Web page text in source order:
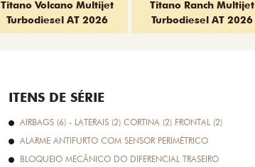
Titano Volcano Multijet
Turbodiesel AT 2026
Titano Ranch Multijet
Turbodiesel AT 2026
ITENS DE SÉRIE
AIRBAGS (6) - LATERAIS (2) CORTINA (2) FRONTAL (2)
ALARME ANTIFURTO COM SENSOR PERIMÉTRICO
BLOQUEIO MECÂNICO DO DIFERENCIAL TRASEIRO